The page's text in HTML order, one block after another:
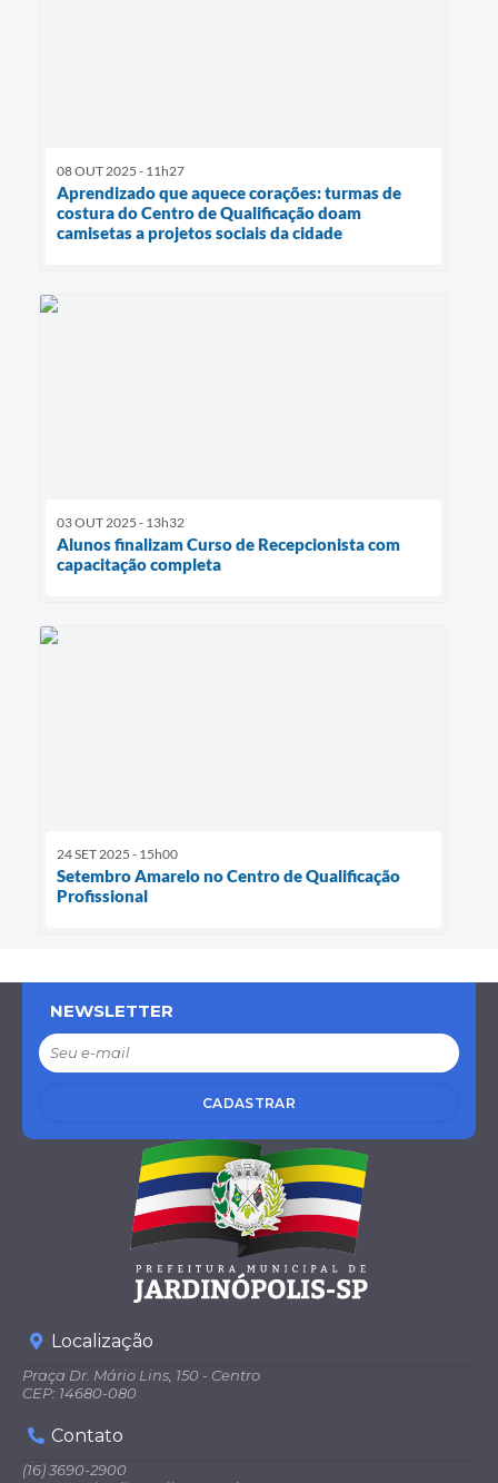
08 OUT 2025 - 11h27
Aprendizado que aquece corações: turmas de
costura do Centro de Qualificação doam
camisetas a projetos sociais da cidade
03 OUT 2025 - 13h32
Alunos finalizam Curso de Recepcionista com
capacitação completa
24 SET 2025 - 15h00
Setembro Amarelo no Centro de Qualificação
Profissional
NEWSLETTER
CADASTRAR
Localização
Praça Dr. Mário Lins, 150 - Centro
CEP: 14680-080
Contato
(16) 3690-2900